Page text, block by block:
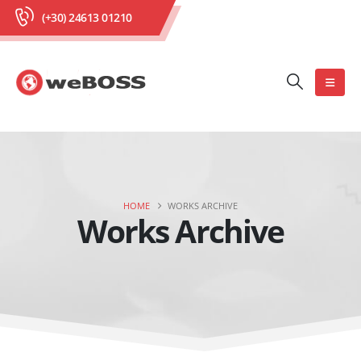
(+30) 24613 01210
HOME WORKS ARCHIVE
Works Archive